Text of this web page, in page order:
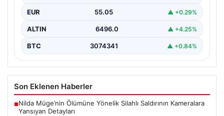
EUR 55.05 ▲ +0.29%
ALTIN 6496.0 ▲ +4.25%
BTC 3074341 ▲ +0.84%
Son Eklenen Haberler
■Nilda Müge’nin Ölümüne Yönelik Silahlı Saldırının Kameralara
Yansıyan Detayları